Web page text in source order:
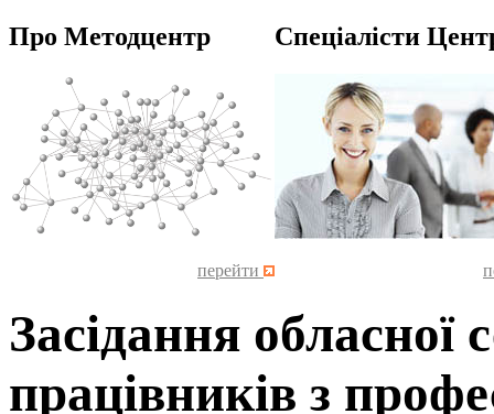
Про Методцентр
перейти
Спеціалісти
Засідання обласної
працівників з